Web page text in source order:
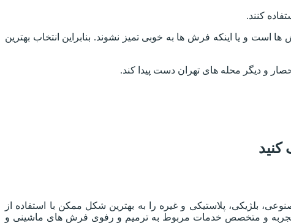
کنند.
و یا اینکه فرش ها به خوبی تمیز نشوند. بنابراین انتخاب بهترین
و دیگر محله های تهران دست پیدا کند.
بلژیکی، پلاستیکی و غیره را به بهترین شکل ممکن با استفاده از
تجربه و متخصص خدمات مربوط به ترمیم و رفوی فرش های ماشینی و